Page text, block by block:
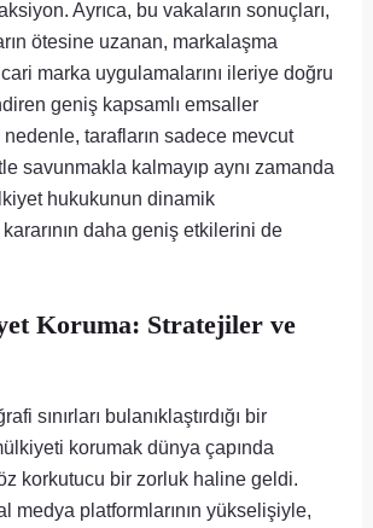
Ayrıca, bu vakaların sonuçları,
ötesine uzanan, markalaşma
marka uygulamalarını ileriye doğru
geniş kapsamlı emsaller
tarafların sadece mevcut
savunmakla kalmayıp aynı zamanda
hukukunun dinamik
daha geniş etkilerini de
Koruma: Stratejiler ve
sınırları bulanıklaştırdığı bir
korumak dünya çapında
korkutucu bir zorluk haline geldi.
medya platformlarının yükselişiyle,